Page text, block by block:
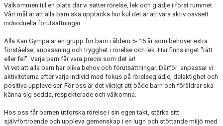
MEDLEMMAR
BILDGALLERI
DOKUMENT
KONTAKT
Välkommen till en plats där vi sätter rörelse, lek och glädje i först rummet.
Vårt mål är att alla barn ska upptäcka hur kul det är att vara aktiv oavsett
individuella förutsättningar.
Alla Kan Gympa är en grupp för barn i åldern 5- 15 år som behöver extra
förståelse, anpassning och trygghet i rörelse och lek. Här finns inget "rätt
eller fel". Varje barn får vara precis som det är!
Vi vet att alla barn har olika behov och förutsättningar. Därför anpassar vi
aktiviteterna efter varje individ med fokus på rörelseglädje, delaktighet och
positiva upplevelser. För oss är det viktigt att både barn och föräldrar ska
känna sig sedda, respekterade och välkomna.
Hos oss får barnen utforska rörelse i sin egen takt, stärka sitt
självförtroende och uppleva gemenskap i en lugn och stöttande miljö med